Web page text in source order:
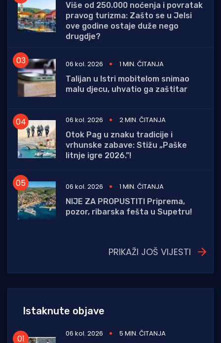
Više od 250.000 noćenja i povratak
pravog turizma: Zašto se u Jelsi
ove godine ostaje duže nego
drugdje?
06 kol. 2026
1 MIN. ČITANJA
Talijan u Istri mobitelom snimao
malu djecu, uhvatio ga zaštitar
06 kol. 2026
2 MIN. ČITANJA
Otok Pag u znaku tradicije i
vrhunske zabave: Stižu „Paške
litnje igre 2026.”!
06 kol. 2026
1 MIN. ČITANJA
NIJE ZA PROPUSTITI Priprema,
pozor, ribarska fešta u Supetru!
PRIKAŽI JOŠ VIJESTI
Istaknute objave
06 kol. 2026
5 MIN. ČITANJA